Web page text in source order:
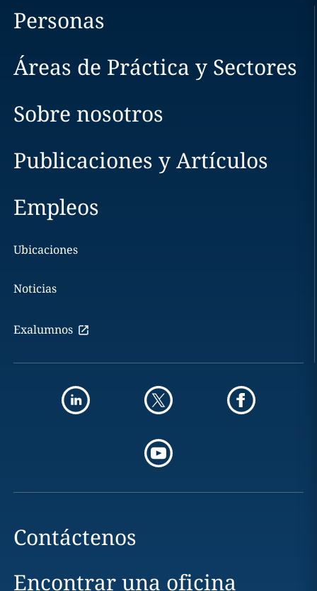
Personas
Áreas de Práctica y Sectores
Sobre nosotros
Publicaciones y Artículos
Empleos
Ubicaciones
Noticias
Exalumnos
Contáctenos
Encontrar una oficina